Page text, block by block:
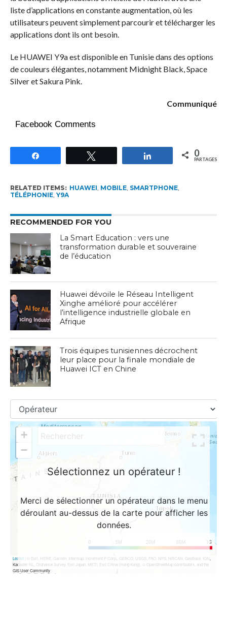
liste d’applications en constante augmentation, où les
utilisateurs peuvent simplement parcourir et télécharger les
applications dont ils ont besoin.
Le HUAWEI Y9a est disponible en Tunisie dans des options
de couleurs élégantes, notamment Midnight Black, Space
Silver et Sakura Pink.
Communiqué
Facebook Comments
Partagez 0
PARTAGES
RELATED ITEMS: HUAWEI MOBILE, SMARTPHONE,
TÉLÉPHONIE, Y9A
RECOMMENDED FOR YOU
La Smart Education : vers une
transformation durable et souveraine
de l’éducation
Huawei dévoile le Réseau Intelligent
Xinghe amélioré pour accélérer
l’intelligence industrielle globale en
Afrique
Trois équipes tunisiennes décrochent
leur place pour la finale mondiale de
Huawei ICT en Chine